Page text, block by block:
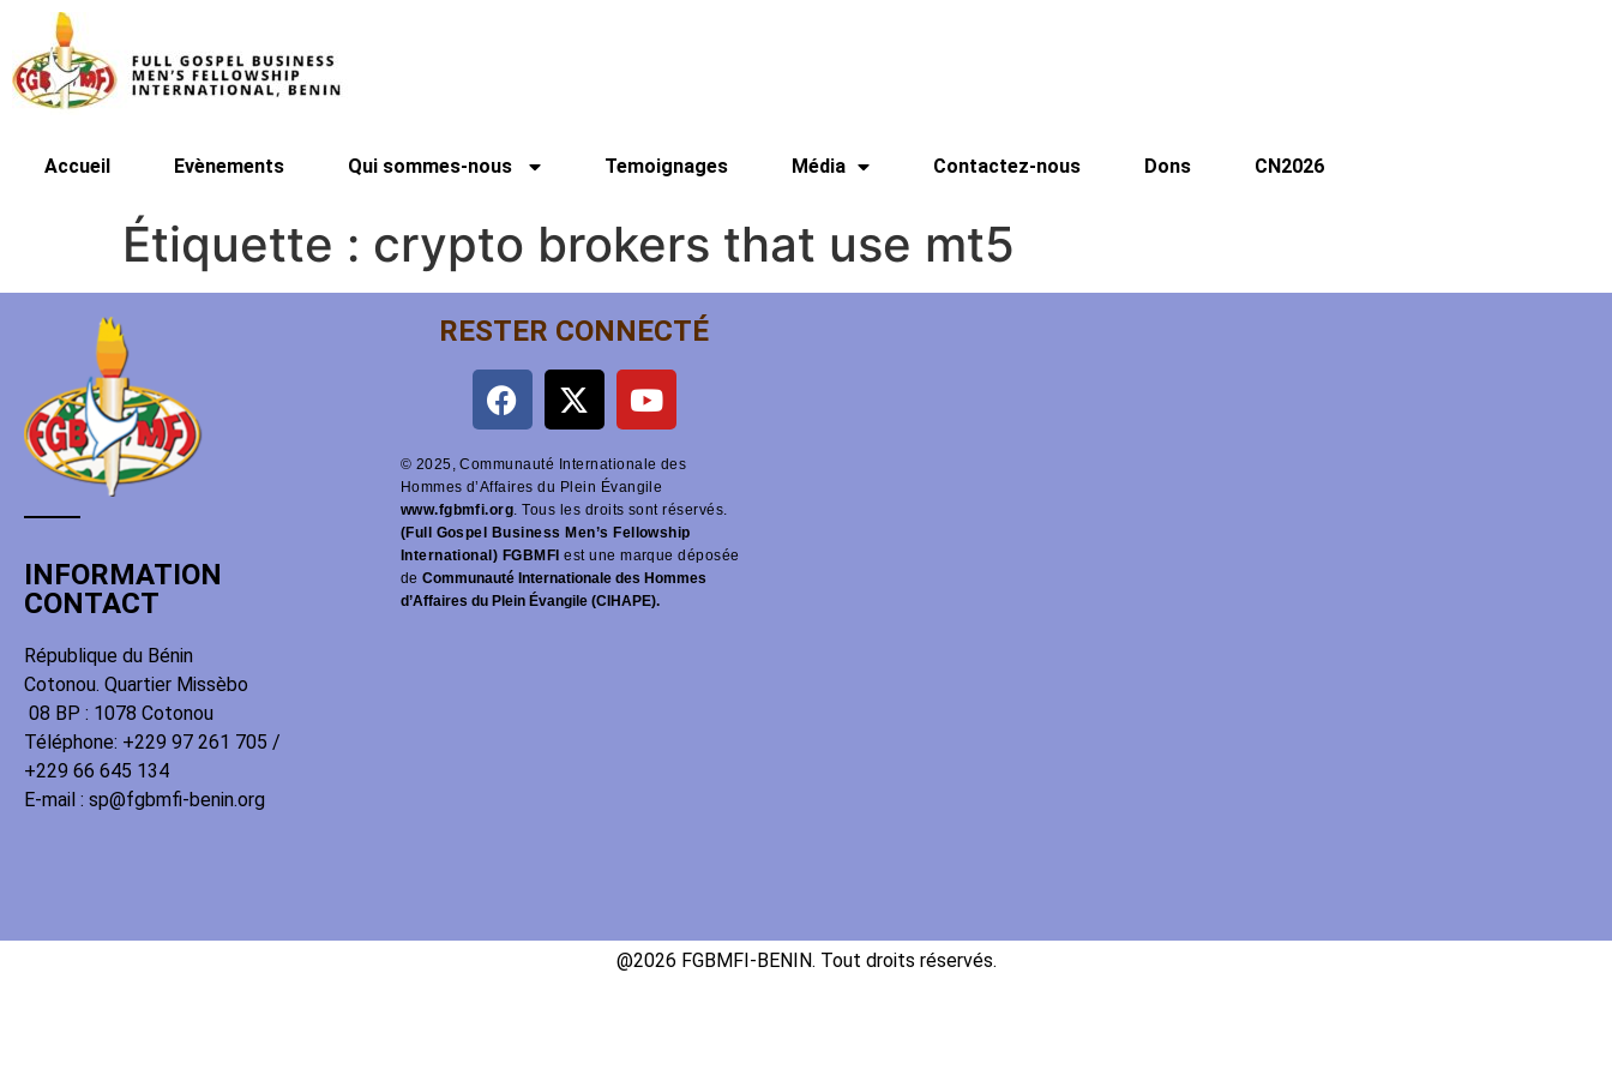
Accueil Evènements Qui sommes-nous Temoignages Média Contactez-nous Dons CN2026
Étiquette : crypto brokers that use mt5
INFORMATION
CONTACT
République du Bénin
Cotonou. Quartier Missèbo
08 BP : 1078 Cotonou
Téléphone: +229 97 261 705 /
+229 66 645 134
E-mail : sp@fgbmfi-benin.org
RESTER CONNECTÉ
© 2025, Communauté Internationale des
Hommes d’Affaires du Plein Évangile
www.fgbmfi.org. Tous les droits sont réservés.
(Full Gospel Business Men’s Fellowship
International) FGBMFI est une marque déposée
deCommunauté Internationale des Hommes
d’Affaires du Plein Évangile (CIHAPE).
@2026 FGBMFI-BENIN. Tout droits réservés.